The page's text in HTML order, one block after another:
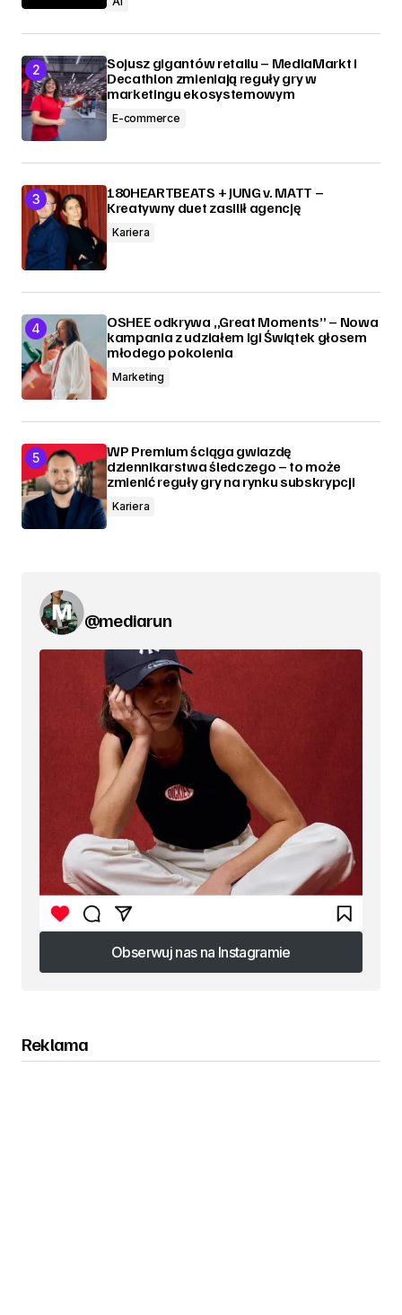
Sojusz gigantów retailu – MediaMarkt i
Decathlon zmieniają reguły gry w
marketingu ekosystemowym
E-commerce
180HEARTBEATS + JUNG v. MATT –
Kreatywny duet zasilił agencję
Kariera
OSHEE odkrywa „Great Moments” – Nowa
kampania z udziałem Igi Świątek głosem
młodego pokolenia
Marketing
WP Premium ściąga gwiazdę
dziennikarstwa śledczego – to może
zmienić reguły gry na rynku subskrypcji
Kariera
@mediarun
Obserwuj nas na Instagramie
Obserwuj nas na Instagramie
Reklama